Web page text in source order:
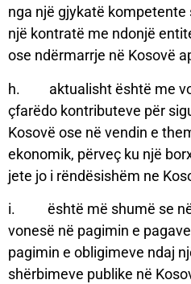
nga një gjykatë
një kontratë me ndonjë
ose ndërmarrje në Kosovë
h. aktualisht është me
çfarëdo kontributeve për
Kosovë ose në vendin e
ekonomik, përveç ku një
jete jo i rëndësishëm ne
i. është më shumë se
vonesë në pagimin e
pagimin e obligimeve ndaj
shërbimeve publike në